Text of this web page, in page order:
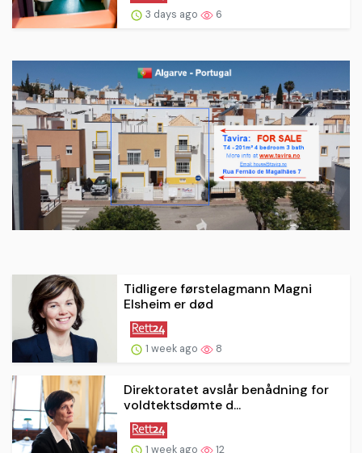
3 days ago 6
Tidligere førstelagmann Magni
Elsheim er død
1 week ago 8
Direktoratet avslår benådning for
voldtektsdømte d...
1 week ago 12